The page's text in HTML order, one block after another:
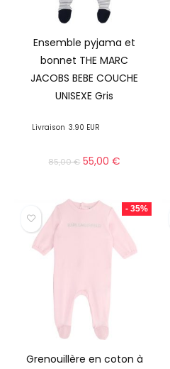
Ensemble pyjama et
bonnet THE MARC
JACOBS BEBE COUCHE
UNISEXE Gris
Livraison 3.90 EUR
85,00€ 55,00€
- 35%
Grenouillère en coton à